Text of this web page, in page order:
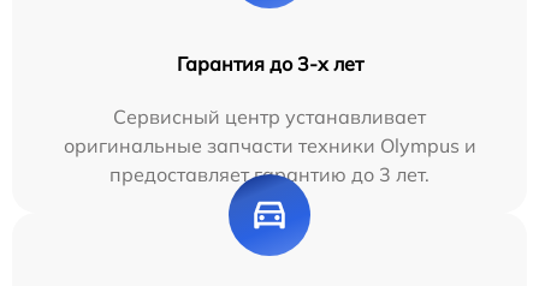
Гарантия до 3-х лет
Сервисный центр устанавливает
оригинальные запчасти техники Olympus и
предоставляет гарантию до 3 лет.